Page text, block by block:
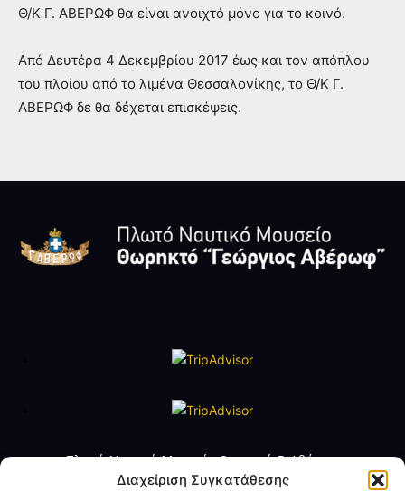
Διαχείριση Συγκατάθεσης
Θ/Κ Γ. ΑΒΕΡΩΦ θα είναι ανοιχτό μόνο για το κοινό.
Από Δευτέρα 4 Δεκεμβρίου 2017 έως και τον απόπλου
του πλοίου από το λιμένα Θεσσαλονίκης, το Θ/Κ Γ.
ΑΒΕΡΩΦ δε θα δέχεται επισκέψεις.
Πλωτό Ναυτικό Μουσείο Θωρηκτό Γ. Αβέρωφ
Τηλ. +30 2109888211